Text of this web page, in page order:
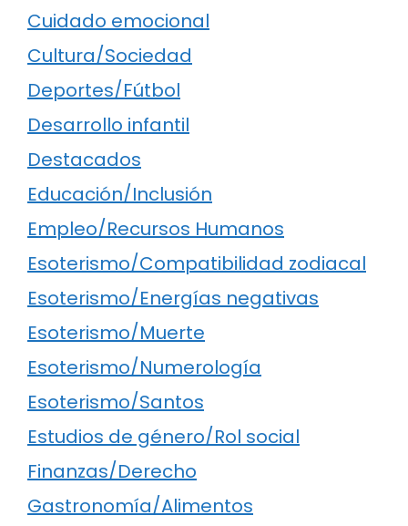
Cuidado emocional
Cultura/Sociedad
Deportes/Fútbol
Desarrollo infantil
Destacados
Educación/Inclusión
Empleo/Recursos Humanos
Esoterismo/Compatibilidad zodiacal
Esoterismo/Energías negativas
Esoterismo/Muerte
Esoterismo/Numerología
Esoterismo/Santos
Estudios de género/Rol social
Finanzas/Derecho
Gastronomía/Alimentos